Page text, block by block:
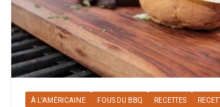
À L'AMÉRICAINE FOUS DU BBQ RECETTES